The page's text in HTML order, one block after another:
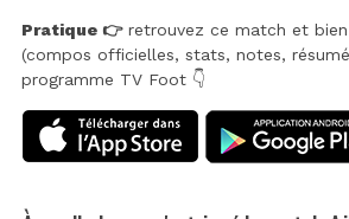
Pratique 👉retrouvez ce match et bien
(compos officielles, stats, notes,
programme TV Foot 👇